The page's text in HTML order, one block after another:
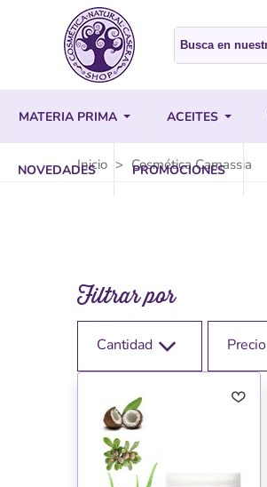
MATERIA PRIMA ACEITES
NOVEDADES PROMOCIONES
Inicio > Cosmética Camassia
Filtrar por
Cantidad Precio